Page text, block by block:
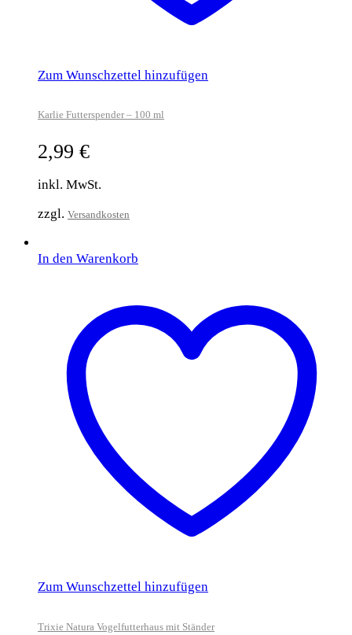
Zum Wunschzettel hinzufügen
Karlie Futterspender – 100 ml
2,99 €
inkl. MwSt.
zzgl. Versandkosten
In den Warenkorb
Zum Wunschzettel hinzufügen
Trixie Natura Vogelfutterhaus mit Ständer